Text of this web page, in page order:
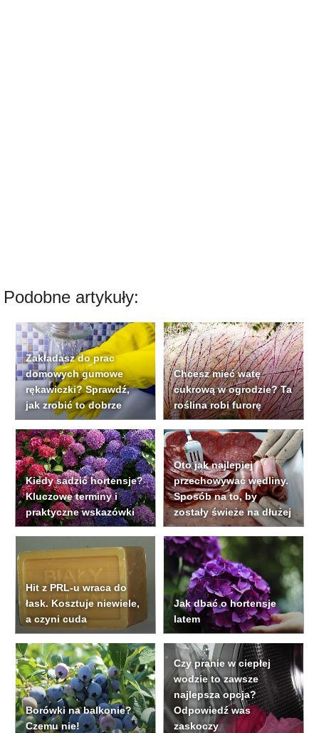
Podobne artykuły:
Zakładasz do prac
domowych gumowe
rękawiczki? Sprawdź,
jak zrobić to dobrze
Chcesz mieć watę
cukrową w ogrodzie? Ta
roślina robi furorę
Kiedy sadzić hortensje?
Kluczowe terminy i
praktyczne wskazówki
Oto jak najlepiej
przechowywać wędliny.
Sposób na to, by
zostały świeże na dłużej
Hit z PRL-u wraca do
łask. Kosztuje niewiele,
a czyni cuda
Jak dbać o hortensje
latem
Borówki na balkonie?
Czemu nie!
Czy pranie w ciepłej
wodzie to zawsze
najlepsza opcja?
Odpowiedź was
zaskoczy